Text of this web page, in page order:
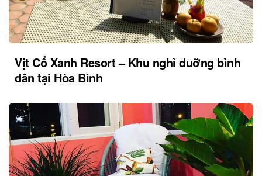
Vịt Cổ Xanh Resort – Khu nghỉ duỡng bình
dân tại Hòa Bình